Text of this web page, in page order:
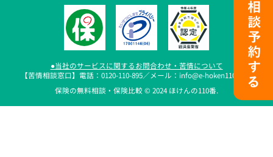
●当社のサービスに関するお問合わせ・苦情について
【苦情相談窓口】電話：0120-110-895／メール：info@e-hoken110.com
保険の無料相談・保険比較 © 2024 ほけんの110番.